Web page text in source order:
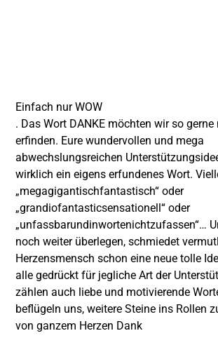
Einfach nur WOW
. Das Wort DANKE möchten wir so
erfinden. Eure wundervollen und mega
abwechslungsreichen
wirklich ein eigens erfundenes Wort.
„megagigantischfantastisch“ oder
„grandiofantasticsensationell“ oder
„unfassbarundinwortenichtzufassen“…
noch weiter überlegen, schmiedet
Herzensmensch schon eine neue tolle
alle gedrückt für jegliche Art der
zählen auch liebe und motivierende
beflügeln uns, weitere Steine ins Rollen
von ganzem Herzen Dank